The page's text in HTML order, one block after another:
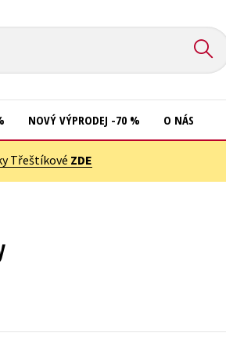
NOVÝ VÝPRODEJ -70 % O NÁS
Třeštíkové ZDE